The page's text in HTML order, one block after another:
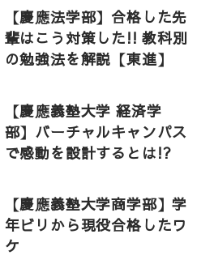
う利点だと感じました。
手く進まなくなったこともあ
少なかったり受講のペースが
してくれて、事情も踏まえて
の見直しなども積極的に行う
やグループ・ミーティングは
自分の勉強の偏りや１週間と
差を把握するのにとても役立
して、東進に通っていたおか
【慶應法学部】合格した先
輩はこう対策した!! 教科別
の勉強法を解説【東進】
【慶應義塾大学 経済学
部】バーチャルキャンパス
で感動を設計するとは!?
【慶應義塾大学商学部】学
年ビリから現役合格したワ
ケ